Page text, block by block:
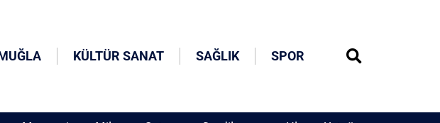
KÜLTÜR SANAT SAĞLIK SPOR